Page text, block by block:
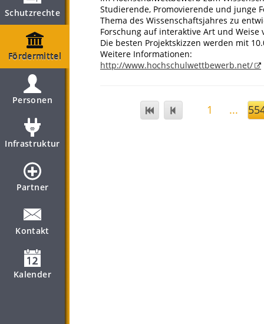
Schutzrechte
Fördermittel
Personen
Infrastruktur
Partner
Kontakt
Kalender
Studierende, Promovierende und junge
Thema des Wissenschaftsjahres zu
Forschung auf interaktive Art und Weise
Die besten Projektskizzen werden mit
Weitere Informationen:
http://www.hochschulwettbewerb.net/
1 ...